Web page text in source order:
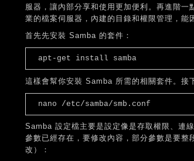
服器，讓內部分享和使用更加便利。再進階
業的檔案伺服器，內建的目錄和權限管理，能
首先先安裝 Samba 的套件：
apt-get install samba
這樣會幫你安裝 Samba 所需的相關套件。接
nano /etc/samba/smb.conf
Samba 設定檔主要是設定像是存取權限、連
參數已經存在，要修改內容，部分參數是要
改）：